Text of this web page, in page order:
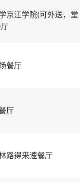
京江学院(可外送，堂
餐厅
厅
路得来速餐厅